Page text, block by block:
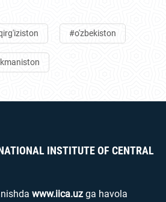
#o'zbekiston
INSTITUTE OF CENTRAL
www.iica.uz ga havola